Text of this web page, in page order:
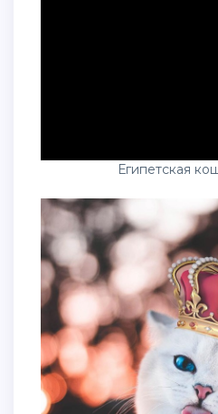
Египетская